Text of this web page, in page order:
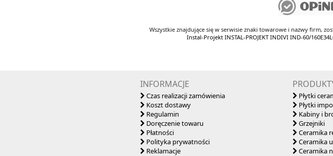
Wszystkie znajdujące się w serwisie znaki towarowe i nazwy firm,
Instal-Projekt INSTAL-PROJEKT INDIVI IND-60/
INFORMACJE
Czas realizacji zamówienia
Koszt dostawy
Regulamin
Doręczenie towaru
Płatności
Polityka prywatności
Reklamacje
Płytki
Płytki
Kabiny i
Grzejniki
Ceramika
Ceramika
Ceramika